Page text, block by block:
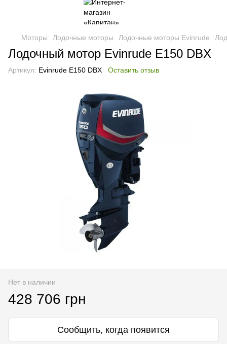
Моторы Лодочные моторы Лодочные моторы Evinrude
Лодочный мотор Evinrude E150 DBX
Артикул: Evinrude E150 DBX Оставить отзыв
Нет в наличии
428 706 грн
Сообщить, когда появится